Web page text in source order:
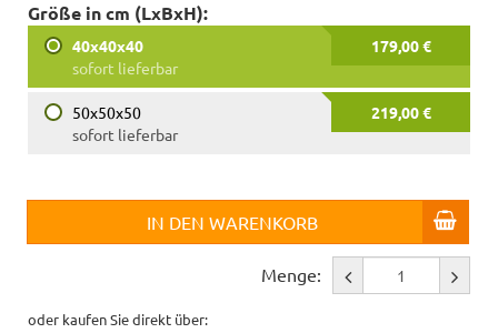
Größe in cm (LxBxH):
40x40x40
179,00 €
sofort lieferbar
50x50x50
219,00 €
sofort lieferbar
IN DEN WARENKORB
Menge:
oder kaufen Sie direkt über: